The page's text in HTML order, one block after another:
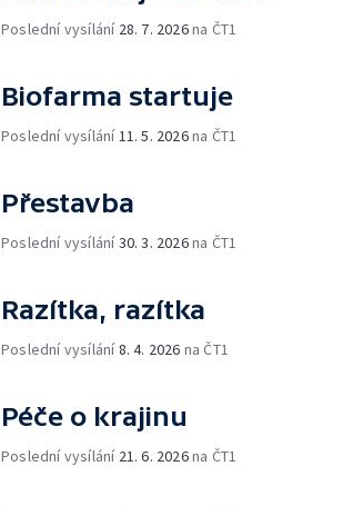
Poslední vysílání 28. 7. 2026na ČT1
Biofarma startuje
Poslední vysílání 11. 5. 2026na ČT1
Přestavba
Poslední vysílání30. 3. 2026na ČT1
Razítka, razítka
Poslední vysílání8. 4. 2026 na ČT1
Péče o krajinu
Poslední vysílání 21. 6. 2026na ČT1